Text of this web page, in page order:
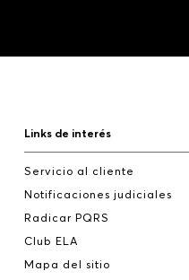
Links de interés
Servicio al cliente
Notificaciones judiciales
Radicar PQRS
Club ELA
Mapa del sitio